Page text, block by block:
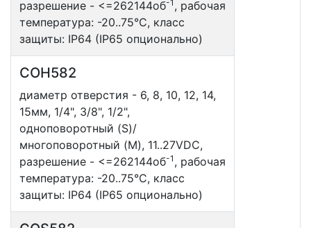
разрешение - <=262144об-1 , рабочая
температура: -20..75°С, класс
защиты: IP64 (IP65 опционально)
COH582
диаметр отверстия - 6, 8, 10, 12, 14,
15мм, 1/4", 3/8", 1/2",
одноповоротный (S)/
многоповоротный (M), 11..27VDC,
разрешение - <=262144об-1 , рабочая
температура: -20..75°С, класс
защиты: IP64 (IP65 опционально)